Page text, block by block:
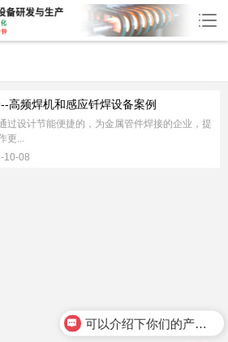
高频焊机和感应钎焊设备案例
过设计节能便捷的，为金属管件焊接的企业，提
更...
10-08
可以介绍下你们的产品么？